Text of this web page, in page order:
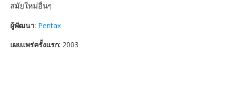
สมัยใหม่อื่นๆ
ผู้พัฒนา: Pentax
เผยแพร่ครั้งแรก: 2003